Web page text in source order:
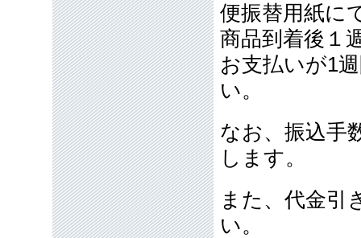
便振替用紙に
商品到着後１
お支払いが1
い。
なお、振込手
します。
また、代金引
い。